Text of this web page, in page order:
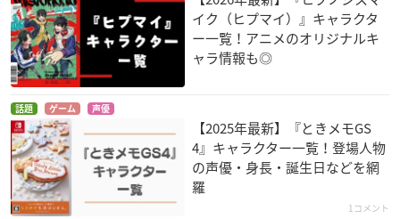
イク（ヒプマイ）』キャラクタ
ー一覧！アニメのオリジナルキ
ャラ情報も◎
話題 ゲーム 声優
【2025年最新】『ときメモGS
4』キャラクター一覧！登場人物
の声優・身長・誕生日などを網
羅
1コメント